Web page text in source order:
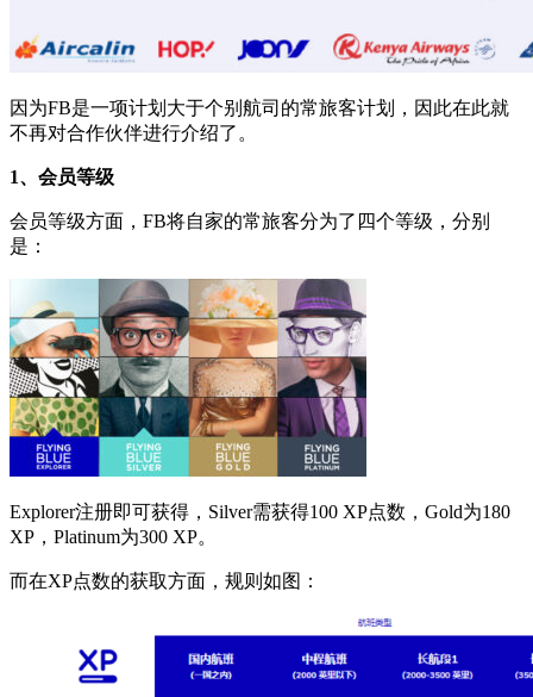
因为FB是一项计划大于个别航司的常旅客计划，因此在此就
不再对合作伙伴进行介绍了。
1、会员等级
会员等级方面，FB将自家的常旅客分为了四个等级，分别
是：
Explorer注册即可获得，Silver需获得100 XP点数，Gold为180
XP，Platinum为300 XP。
而在XP点数的获取方面，规则如图：